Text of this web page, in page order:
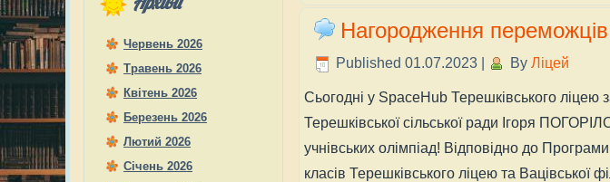
Червень 2026
Травень 2026
Квітень 2026
Березень 2026
Лютий 2026
Січень 2026
Нагородження переможців
Published 01.07.2023 By Ліцей
Сьогодні у SpaceHub Терешківського ліцею
Терешківської сільської ради Ігоря
учнівських олімпіад! Відповідно до
класів Терешківського ліцею та Вацівської